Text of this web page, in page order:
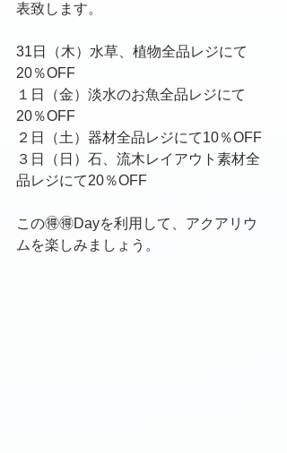
表致します。
31日（木）水草、植物全品レジにて
20％OFF
１日（金）淡水のお魚全品レジにて
20％OFF
２日（土）器材全品レジにて10％OFF
３日（日）石、流木レイアウト素材全
品レジにて20％OFF
この🉐🉐Dayを利用して、アクアリウ
ムを楽しみましょう。